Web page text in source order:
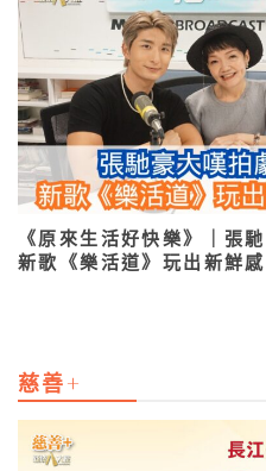
《原來生活好快樂》｜張
新歌《樂活道》玩出新鮮
慈善+